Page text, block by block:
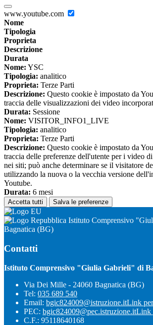
www.youtube.com
Nome
Tipologia
Proprieta
Descrizione
Durata
Nome: YSC
Tipologia: analitico
Proprieta: Terze Parti
Descrizione: Questo cookie è impostato da
traccia delle visualizzazioni dei video
Durata: Sessione
Nome: VISITOR_INFO1_LIVE
Tipologia: analitico
Proprieta: Terze Parti
Descrizione: Questo cookie è impostato da
traccia delle preferenze dell'utente per i video
nei siti; può anche determinare se il visitatore
utilizzando la nuova o la vecchia versione
Youtube.
Durata: 6 mesi
Accetta tutti Salva le preferenze
Istituto Comprensivo
Bagnatica (BG)
Contatti
Istituto Comprensivo "Giulia Gabrieli" di
Via Dei Mille - 24060 Bagnatica (BG)
Tel: 035 689 540
Email: bgic824009@istruzione.itLink
PEC: bgic824009@pec.istruzione.itLink
C.F.: 95118640168